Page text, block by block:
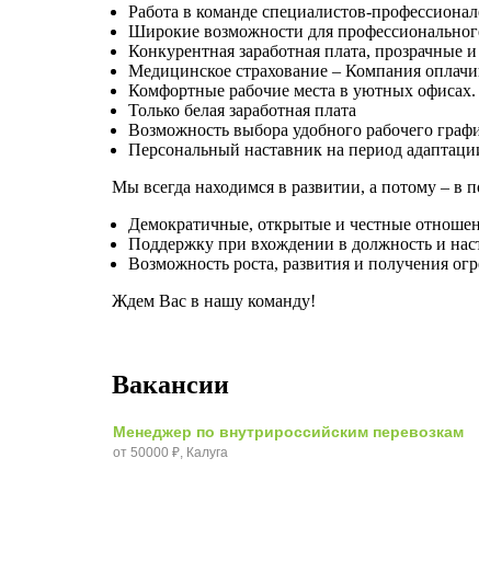
Работа в команде специалистов-
Широкие возможности для
Конкурентная заработная плата, прозрачные
Медицинское страхование – Компания
Комфортные рабочие места в уютных офисах.
Только белая заработная плата
Возможность выбора удобного рабочего
Персональный наставник на период
Мы всегда находимся в развитии, а потому – в
Демократичные, открытые и честные
Поддержку при вхождении в должность и
Возможность роста, развития и получения
Ждем Вас в нашу команду!
Вакансии
Менеджер по внутрироссийским перевозкам
от 50000 ₽, Калуга